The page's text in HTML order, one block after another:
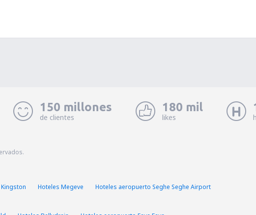
150 millones
de clientes
180 mil
likes
Hoteles Megeve
Hoteles aeropuerto Seghe Seghe Airport